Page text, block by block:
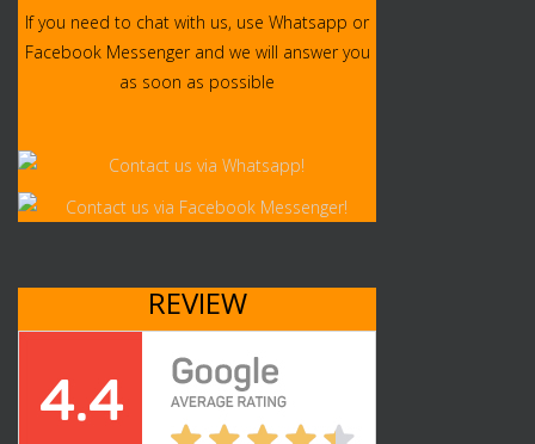
If you need to chat with us, use Whatsapp or
Facebook Messenger and we will answer you
as soon as possible
REVIEW